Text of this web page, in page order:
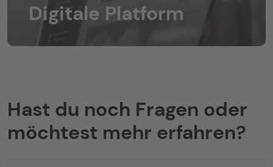
Digitale Platform
Hast du noch Fragen oder
möchtest mehr erfahren?